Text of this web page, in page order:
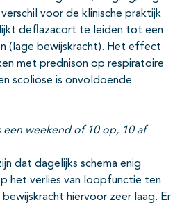
voor de klinische praktijk
deflazacort te leiden tot een
(lage bewijskracht). Het effect
met prednison op respiratoire
scoliose is onvoldoende
een weekend of 10 op, 10 af
dat dagelijks schema enig
het verlies van loopfunctie ten
hiervoor zeer laag. Er